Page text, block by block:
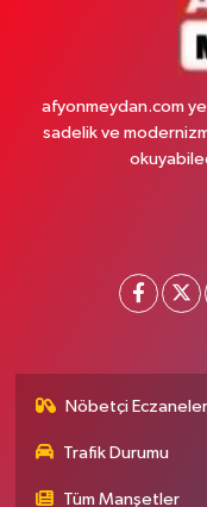
afyonmeydan.com
sadelik ve
Nöbetçi Eczaneler
Trafik Durumu
Tüm Manşetler